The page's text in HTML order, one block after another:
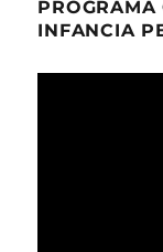
INFANCIA